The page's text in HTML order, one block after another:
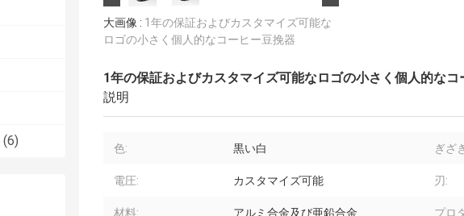
(6)
大画像 : 1年の保証およびカスタマイズ可能な
ロゴの小さく個人的なコーヒー豆挽器
1年の保証およびカスタマイズ可能なロゴの小さく個人的なコ
説明
色: 黒い白 ぎざ
電圧: カスタマイズ可能 刃:
材料: アルミ合金及び亜鉛合金 プロ